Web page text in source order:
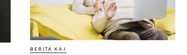
BERITA KAJ